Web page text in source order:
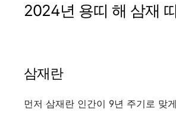
2024년 용띠 해 삼재 띠
삼재란
먼저 삼재란 인간이 9년 주기로 맞